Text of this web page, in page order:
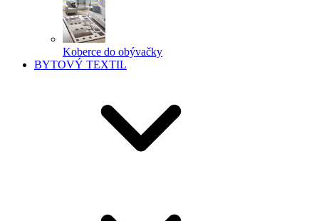
Koberce do obývačky
BYTOVÝ TEXTIL